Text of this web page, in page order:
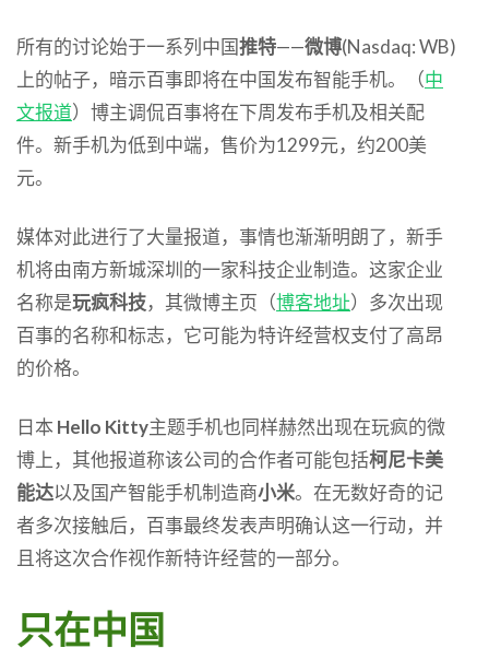
所有的讨论始于一系列中国推特——微博(Nasdaq: WB)
上的帖子，暗示百事即将在中国发布智能手机。（中
文报道）博主调侃百事将在下周发布手机及相关配
件。新手机为低到中端，售价为1299元，约200美
元。
媒体对此进行了大量报道，事情也渐渐明朗了，新手
机将由南方新城深圳的一家科技企业制造。这家企业
名称是玩疯科技，其微博主页（博客地址）多次出现
百事的名称和标志，它可能为特许经营权支付了高昂
的价格。
日本 Hello Kitty主题手机也同样赫然出现在玩疯的微
博上，其他报道称该公司的合作者可能包括柯尼卡美
能达以及国产智能手机制造商小米。在无数好奇的记
者多次接触后，百事最终发表声明确认这一行动，并
且将这次合作视作新特许经营的一部分。
只在中国